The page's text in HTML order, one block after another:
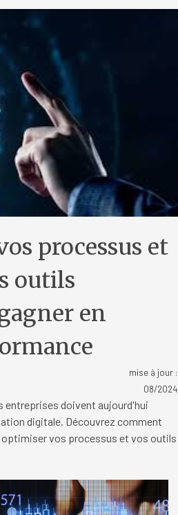
processus et
outils
en
mise à jour :
08/2024
doivent aujourd'hui
digitale. Découvrez comment
vos processus et vos outils